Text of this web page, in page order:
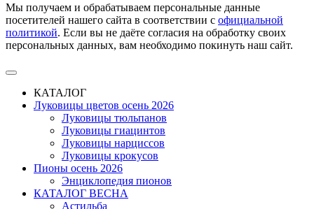
Мы получаем и обрабатываем персональные данные
посетителей нашего сайта в соответствии с официальной
политикой. Если вы не даёте согласия на обработку своих
персональных данных, вам необходимо покинуть наш сайт.
КАТАЛОГ
Луковицы цветов осень 2026
Луковицы тюльпанов
Луковицы гиацинтов
Луковицы нарциссов
Луковицы крокусов
Пионы осень 2026
Энциклопедия пионов
КАТАЛОГ ВЕСНА
Астильба